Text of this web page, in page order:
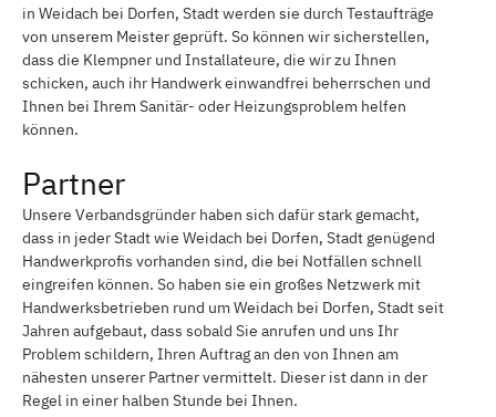
in Weidach bei Dorfen, Stadt werden sie durch Testaufträge
von unserem Meister geprüft. So können wir sicherstellen,
dass die Klempner und Installateure, die wir zu Ihnen
schicken, auch ihr Handwerk einwandfrei beherrschen und
Ihnen bei Ihrem Sanitär- oder Heizungsproblem helfen
können.
Partner
Unsere Verbandsgründer haben sich dafür stark gemacht,
dass in jeder Stadt wie Weidach bei Dorfen, Stadt genügend
Handwerkprofis vorhanden sind, die bei Notfällen schnell
eingreifen können. So haben sie ein großes Netzwerk mit
Handwerksbetrieben rund um Weidach bei Dorfen, Stadt seit
Jahren aufgebaut, dass sobald Sie anrufen und uns Ihr
Problem schildern, Ihren Auftrag an den von Ihnen am
nähesten unserer Partner vermittelt. Dieser ist dann in der
Regel in einer halben Stunde bei Ihnen.